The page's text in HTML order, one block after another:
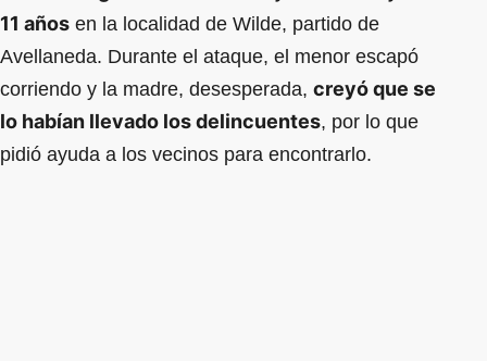
11 años en la localidad de Wilde, partido de
Avellaneda. Durante el ataque, el menor escapó
corriendo y la madre, desesperada, creyó que se
lo habían llevado los delincuentes, por lo que
pidió ayuda a los vecinos para encontrarlo.